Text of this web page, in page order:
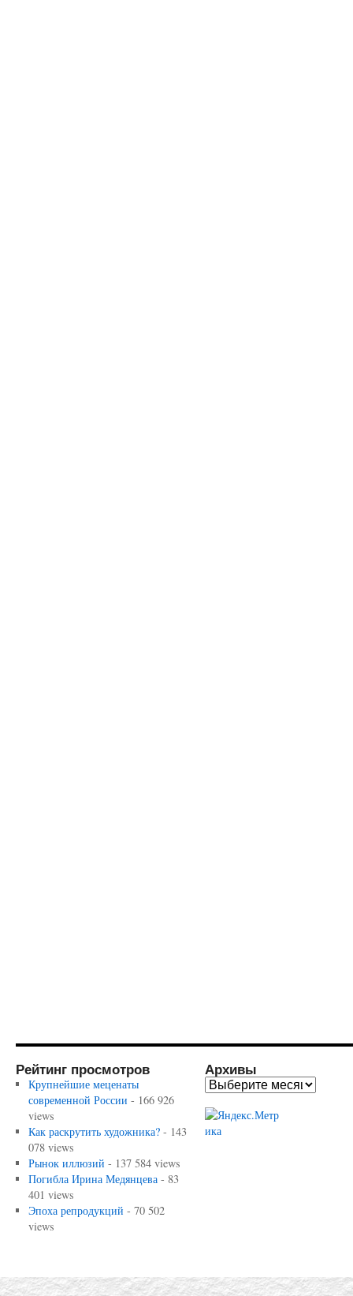
Рейтинг просмотров
Крупнейшие меценаты
современной России - 166 926
views
Как раскрутить художника?- 143
078 views
Рынок иллюзий - 137 584 views
Погибла Ирина Медянцева- 83
401 views
Эпоха репродукций - 70 502
views
Архивы